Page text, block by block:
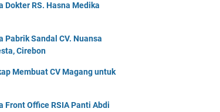
Dokter RS. Hasna Medika
Pabrik Sandal CV. Nuansa
Cirebon
Membuat CV Magang untuk
Front Office RSIA Panti Abdi